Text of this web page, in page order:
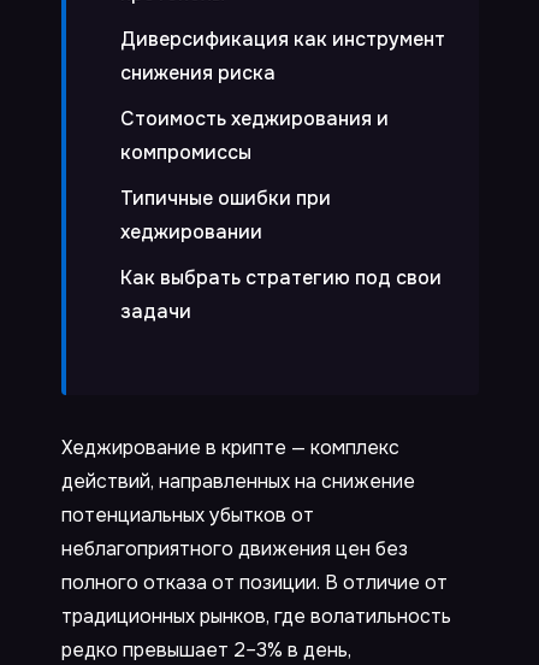
Диверсификация как инструмент
снижения риска
Стоимость хеджирования и
компромиссы
Типичные ошибки при
хеджировании
Как выбрать стратегию под свои
задачи
Хеджирование в крипте — комплекс
действий, направленных на снижение
потенциальных убытков от
неблагоприятного движения цен без
полного отказа от позиции. В отличие от
традиционных рынков, где волатильность
редко превышает 2–3% в день,